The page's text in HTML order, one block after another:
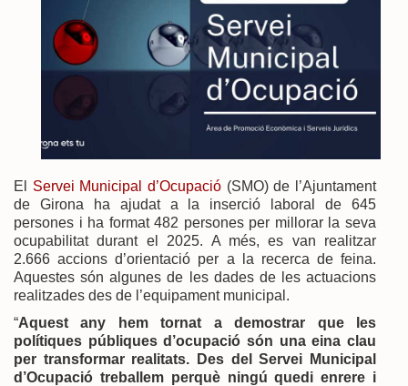
El Servei Municipal d’Ocupació (SMO) de l’Ajuntament
de Girona ha ajudat a la inserció laboral de 645
persones i ha format 482 persones per millorar la seva
ocupabilitat durant el 2025. A més, es van realitzar
2.666 accions d’orientació per a la recerca de feina.
Aquestes són algunes de les dades de les actuacions
realitzades des de l’equipament municipal.
“Aquest any hem tornat a demostrar que les
polítiques públiques d’ocupació són una eina clau
per transformar realitats. Des del Servei Municipal
d’Ocupació treballem perquè ningú quedi enrere i